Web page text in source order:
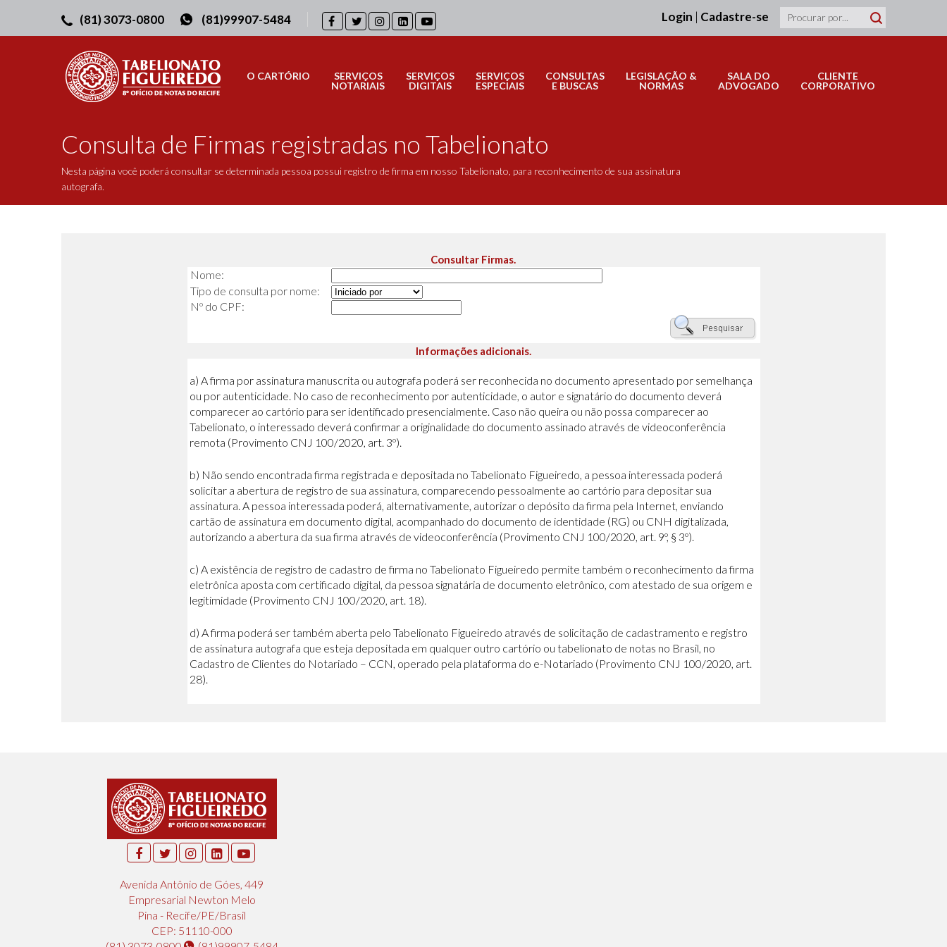
(81) 3073-0800 (81)99907-5484 Login | Cadastre-se
O CARTÓRIO
SERVIÇOS
NOTARIAIS
SERVIÇOS
DIGITAIS
SERVIÇOS
ESPECIAIS
CONSULTAS
E BUSCAS
LEGISLAÇÃO &
NORMAS
SALA DO
ADVOGADO
CLIENTE
CORPORATIVO
Consulta de Firmas registradas no Tabelionato
Nesta página você poderá consultar se determinada pessoa possui registro de firma em nosso Tabelionato, para reconhecimento de sua assinatura
autografa.
Consultar Firmas.
Nome:
Tipo de consulta por nome:
Nº do CPF:
Informações adicionais.
a) A firma por assinatura manuscrita ou autografa poderá ser reconhecida no documento apresentado por semelhança
ou por autenticidade. No caso de reconhecimento por autenticidade, o autor e signatário do documento deverá
comparecer ao cartório para ser identificado presencialmente. Caso não queira ou não possa comparecer ao
Tabelionato, o interessado deverá confirmar a originalidade do documento assinado através de videoconferência
remota (Provimento CNJ 100/2020, art. 3º).
b) Não sendo encontrada firma registrada e depositada no Tabelionato Figueiredo, a pessoa interessada poderá
solicitar a abertura de registro de sua assinatura, comparecendo pessoalmente ao cartório para depositar sua
assinatura. A pessoa interessada poderá, alternativamente, autorizar o depósito da firma pela Internet, enviando
cartão de assinatura em documento digital, acompanhado do documento de identidade (RG) ou CNH digitalizada,
autorizando a abertura da sua firma através de videoconferência (Provimento CNJ 100/2020, art. 9º, § 3º).
c) A existência de registro de cadastro de firma no Tabelionato Figueiredo permite também o reconhecimento da firma
eletrônica aposta com certificado digital, da pessoa signatária de documento eletrônico, com atestado de sua origem e
legitimidade (Provimento CNJ 100/2020, art. 18).
d) A firma poderá ser também aberta pelo Tabelionato Figueiredo através de solicitação de cadastramento e registro
de assinatura autografa que esteja depositada em qualquer outro cartório ou tabelionato de notas no Brasil, no
Cadastro de Clientes do Notariado – CCN, operado pela plataforma do e-Notariado (Provimento CNJ 100/2020, art.
28).
Avenida Antônio de Góes, 449
Empresarial Newton Melo
Pina - Recife/PE/Brasil
CEP: 51110-000